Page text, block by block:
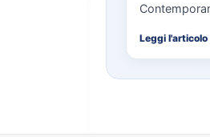
Leggi l'articolo